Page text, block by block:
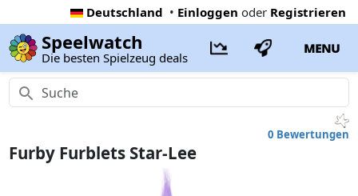
Deutschland • Einloggen oder Registrieren
Speelwatch
Die besten Spielzeug deals
MENU
0 Bewertungen
Furby Furblets Star-Lee